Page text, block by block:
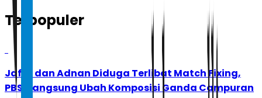
Terpopuler
Jafar dan Adnan Diduga Terlibat Match Fixing,
PBSI Langsung Ubah Komposisi Ganda Campuran